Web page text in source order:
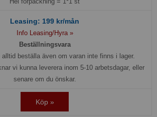
Leasing: 199 kr/mån
Info Leasing/Hyra »
Beställningsvara
alltid beställa även om varan inte finns i lager.
vi kunna leverera inom 5-10 arbetsdagar, eller
senare om du önskar.
Köp »